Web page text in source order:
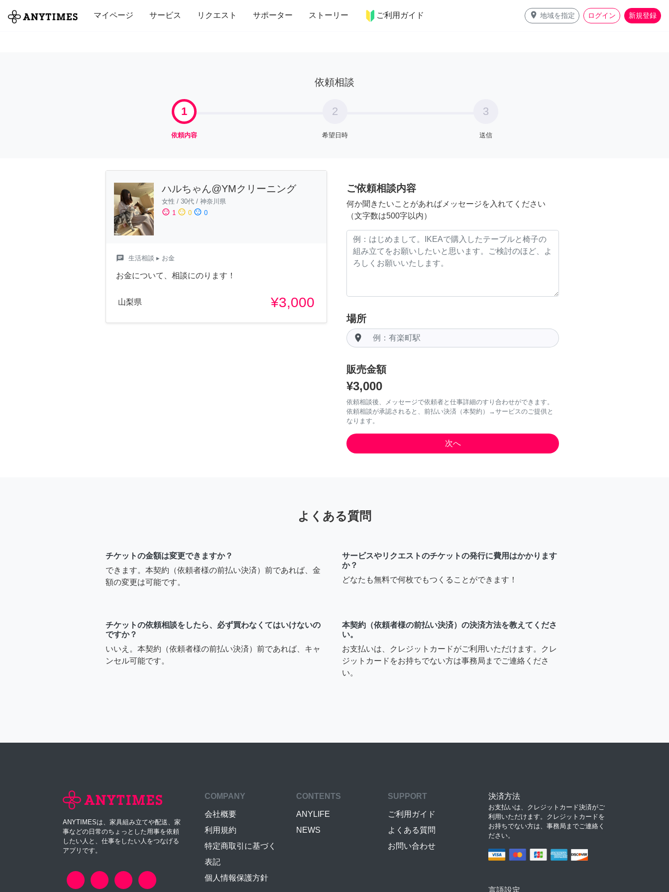
マイページ サービス リクエスト サポーター ストーリー ご利用ガイド place 地域を指定 ログイン 新規登録
全て 修理・組立 家事 引っ越し インテリア 趣味・習い事 ペット 料理
依頼相談
1
依頼内容
2
希望日時
3
送信
ハルちゃん@YMクリーニング
女性 / 30代 / 神奈川県
sentiment_satisfied 1 sentiment_neutral 0 sentiment_dissatisfied 0
chat 生活相談 ▸ お金
お金について、相談にのります！
山梨県 ¥3,000
ご依頼相談内容
何か聞きたいことがあればメッセージを入れてください
（文字数は500字以内）
場所
room
販売金額
¥3,000
依頼相談後、メッセージで依頼者と仕事詳細のすり合わせができます。
依頼相談が承認されると、前払い決済（本契約）→サービスのご提供と
なります。
よくある質問
チケットの金額は変更できますか？
できます。本契約（依頼者様の前払い決済）前であれば、金
額の変更は可能です。
サービスやリクエストのチケットの発行に費用はかかります
か？
どなたも無料で何枚でもつくることができます！
チケットの依頼相談をしたら、必ず買わなくてはいけないの
ですか？
いいえ。本契約（依頼者様の前払い決済）前であれば、キャ
ンセル可能です。
本契約（依頼者様の前払い決済）の決済方法を教えてくださ
い。
お支払いは、クレジットカードがご利用いただけます。クレ
ジットカードをお持ちでない方は事務局までご連絡くださ
い。
ANYTIMESは、家具組み立てや配送、家
事などの日常のちょっとした用事を依頼
したい人と、仕事をしたい人をつなげる
アプリです。
COMPANY
会社概要
利用規約
特定商取引に基づく
表記
個人情報保護方針
CONTENTS
ANYLIFE
NEWS
SUPPORT
ご利用ガイド
よくある質問
お問い合わせ
決済方法
お支払いは、クレジットカード決済がご
利用いただけます。クレジットカードを
お持ちでない方は、事務局までご連絡く
ださい。
言語設定